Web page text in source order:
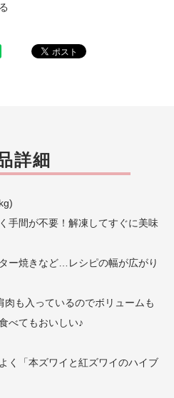
詳細
手間が不要！解凍してすぐに美味
ー焼きなど…レシピの幅が広がり
も入っているのでボリュームも
べてもおいしい♪
く「本ズワイと紅ズワイのハイブ